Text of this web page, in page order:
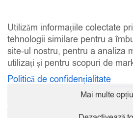
Facebook
Instagram
Utilizăm informațiile colectate
tehnologii similare pentru a
site-ul nostru, pentru a analiza
utilizați și pentru scopuri de
Politică de confidențialitate
Mai multe